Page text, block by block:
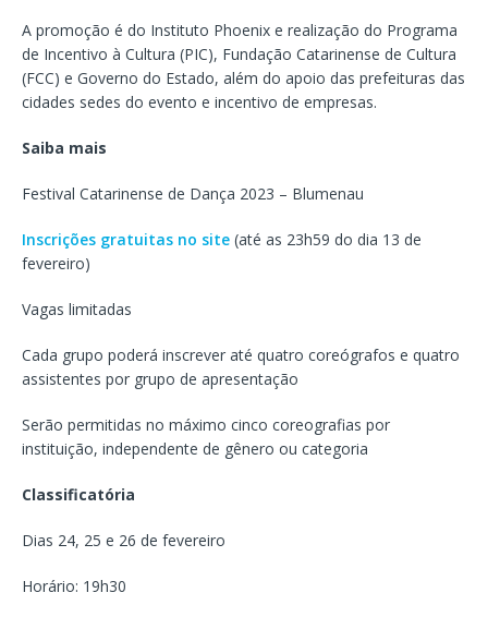
A promoção é do Instituto Phoenix e realização do Programa
de Incentivo à Cultura (PIC), Fundação Catarinense de Cultura
(FCC) e Governo do Estado, além do apoio das prefeituras das
cidades sedes do evento e incentivo de empresas.
Saiba mais
Festival Catarinense de Dança 2023 – Blumenau
Inscrições gratuitas no site (até as 23h59 do dia 13 de
fevereiro)
Vagas limitadas
Cada grupo poderá inscrever até quatro coreógrafos e quatro
assistentes por grupo de apresentação
Serão permitidas no máximo cinco coreografias por
instituição, independente de gênero ou categoria
Classificatória
Dias 24, 25 e 26 de fevereiro
Horário: 19h30